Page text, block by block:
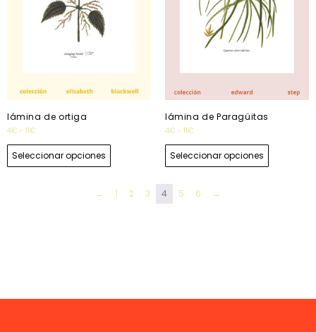
lámina de ortiga
4€ - 11€
Seleccionar opciones
lámina de Paragüitas
4€ - 11€
Seleccionar opciones
← 1 2 3 4 5 6 →